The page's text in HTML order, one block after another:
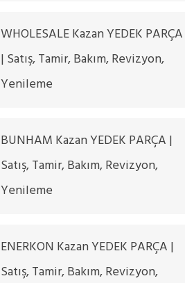
WHOLESALE Kazan YEDEK PARÇA
| Satış, Tamir, Bakım, Revizyon,
Yenileme
BUNHAM Kazan YEDEK PARÇA |
Satış, Tamir, Bakım, Revizyon,
Yenileme
ENERKON Kazan YEDEK PARÇA |
Satış, Tamir, Bakım, Revizyon,